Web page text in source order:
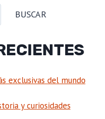
BUSCAR
exclusivas del mundo
y curiosidades